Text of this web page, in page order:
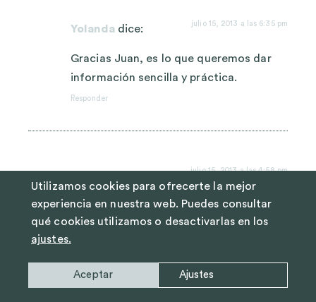
Yolanda dice: julio 15, 2013 a las 6:35 pm
Gracias Juan, es lo que queremos dar
información sencilla y práctica.
Responder
julio 15, 2013 a las 4:58 pm
Son consejos útiles, sencillos y caseros.
Responder
Utilizamos cookies para ofrecerte la mejor
experiencia en nuestra web. Puedes consultar
qué cookies utilizamos o desactivarlas en los
ajustes.
Aceptar Ajustes